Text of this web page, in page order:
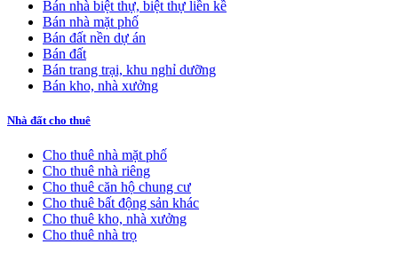
Bán nhà biệt thự, biệt thự liền kề
Bán nhà mặt phố
Bán đất nền dự án
Bán đất
Bán trang trại, khu nghỉ dưỡng
Bán kho, nhà xưởng
Nhà đất cho thuê
Cho thuê nhà mặt phố
Cho thuê nhà riêng
Cho thuê căn hộ chung cư
Cho thuê bất động sản khác
Cho thuê kho, nhà xưởng
Cho thuê nhà trọ